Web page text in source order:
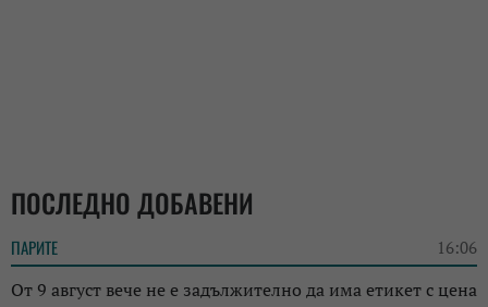
ПОСЛЕДНО ДОБАВЕНИ
ПАРИТЕ 16:06
От 9 август вече не е задължително да има етикет с цена